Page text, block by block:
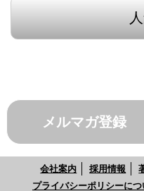
メルマガ登録
会社案内 採用情報
プライバシーポリシーにつ